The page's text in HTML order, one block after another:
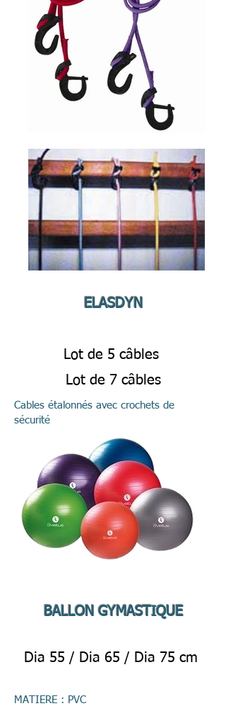
ELASDYN
Lot de 5 câbles
Lot de 7 câbles
Cables étalonnés avec crochets de
sécurité
BALLON GYMASTIQUE
Dia 55 / Dia 65 / Dia 75 cm
MATIERE : PVC